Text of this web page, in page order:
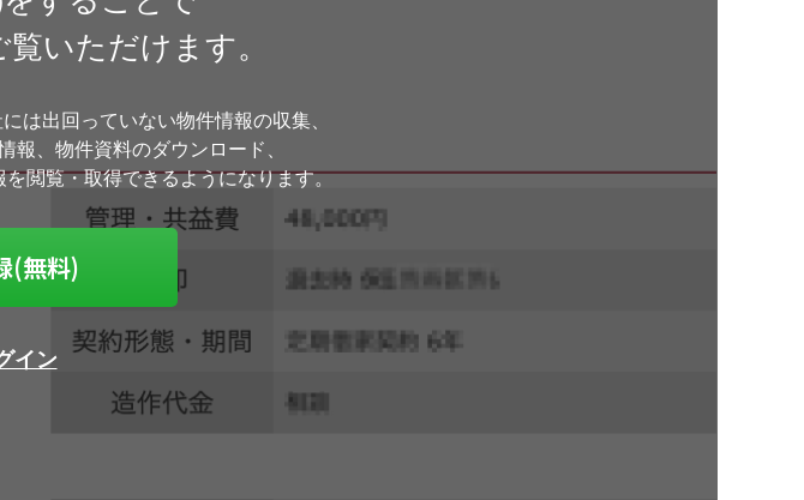
いただけます。
は出回っていない物件情報の収集、
、物件資料のダウンロード、
閲覧・取得できるようになります。
(無料)
イン